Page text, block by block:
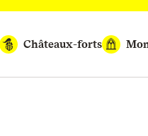
Châteaux-forts